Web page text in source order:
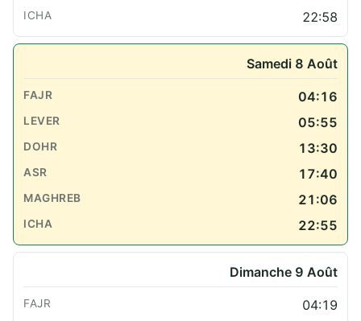
22:58
Samedi 8 Août
04:16
05:55
13:30
17:40
21:06
22:55
Dimanche 9 Août
04:19